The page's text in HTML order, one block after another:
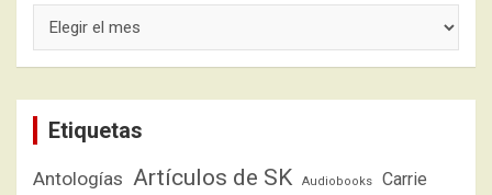
Etiquetas
Antologías Artículos de SK Audiobooks Carrie